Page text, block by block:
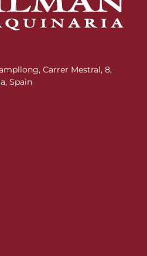
Carrer Mestral, 8,
Spain